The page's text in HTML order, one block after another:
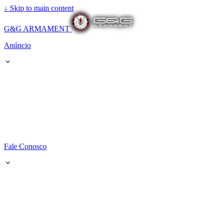
↓ Skip to main content
G&G ARMAMENT
Anúncio
Fale Conosco